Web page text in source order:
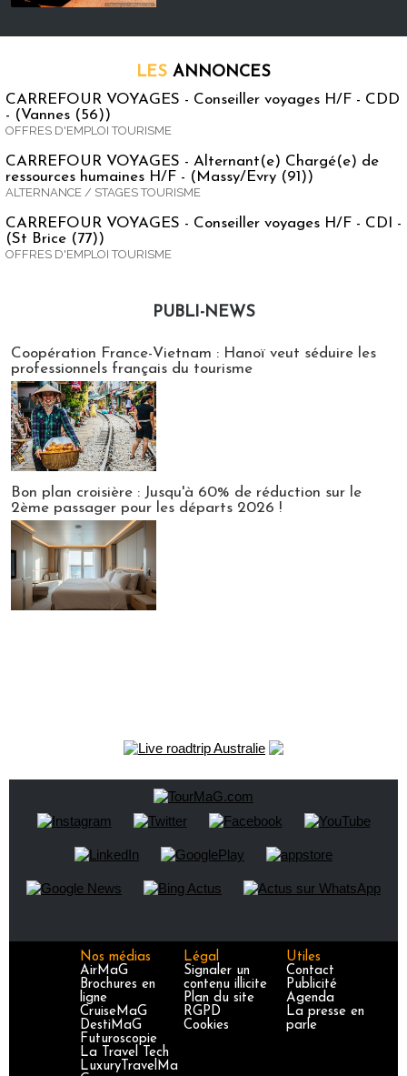
LES ANNONCES
CARREFOUR VOYAGES - Conseiller voyages H/F - CDD
- (Vannes (56))
OFFRES D'EMPLOI TOURISME
CARREFOUR VOYAGES - Alternant(e) Chargé(e) de
ressources humaines H/F - (Massy/Evry (91))
ALTERNANCE / STAGES TOURISME
CARREFOUR VOYAGES - Conseiller voyages H/F - CDI -
(St Brice (77))
OFFRES D'EMPLOI TOURISME
PUBLI-NEWS
Coopération France-Vietnam : Hanoï veut séduire les
professionnels français du tourisme
Bon plan croisière : Jusqu'à 60% de réduction sur le
2ème passager pour les départs 2026 !
Nos médias
AirMaG
Brochures en
ligne
CruiseMaG
DestiMaG
Futuroscopie
La Travel Tech
LuxuryTravelMa
Légal
Signaler un
contenu illicite
Plan du site
RGPD
Cookies
Utiles
Contact
Publicité
Agenda
La presse en
parle